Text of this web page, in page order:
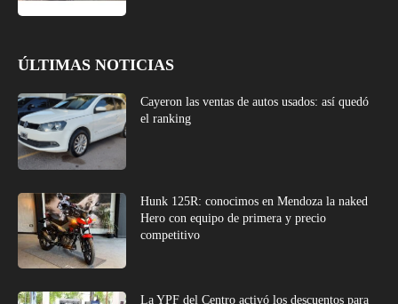
ÚLTIMAS NOTICIAS
Cayeron las ventas de autos usados: así quedó
el ranking
Hunk 125R: conocimos en Mendoza la naked
Hero con equipo de primera y precio
competitivo
La YPF del Centro activó los descuentos para